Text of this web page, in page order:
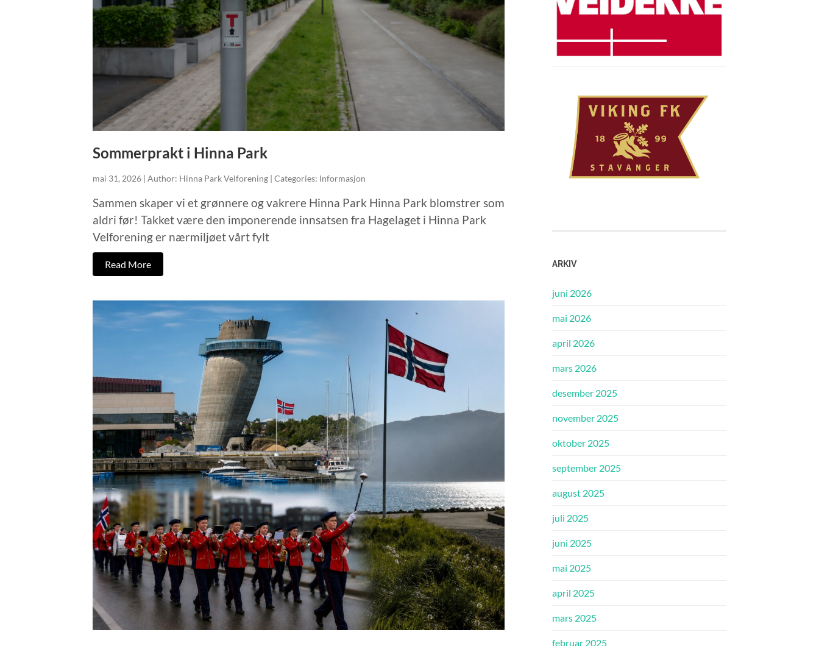
Sommerprakt i Hinna Park
mai 31, 2026 | Author: Hinna Park Velforening | Categories: Informasjon
Sammen skaper vi et grønnere og vakrere Hinna Park Hinna Park blomstrer som
aldri før! Takket være den imponerende innsatsen fra Hagelaget i Hinna Park
Velforening er nærmiljøet vårt fylt
Read More ARKIV
juni 2026
mai 2026
april 2026
mars 2026
desember 2025
november 2025
oktober 2025
september 2025
august 2025
juli 2025
juni 2025
mai 2025
april 2025
mars 2025
februar 2025